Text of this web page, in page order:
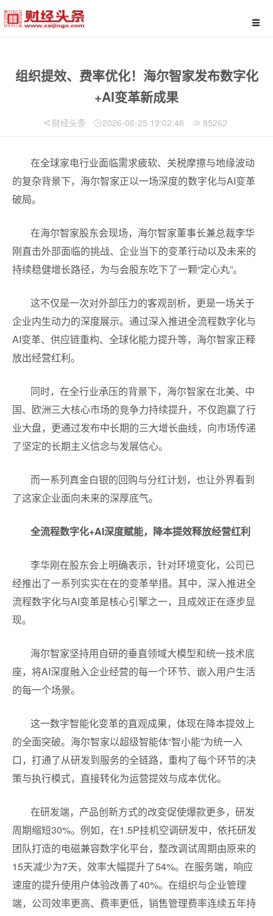
组织提效、费率优化！海尔智家发布数字化
+AI变革新成果
财经头条 2026-06-25 19:02:46 85262
在全球家电行业面临需求疲软、关税摩擦与地缘波动
的复杂背景下，海尔智家正以一场深度的数字化与AI变革
破局。
在海尔智家股东会现场，海尔智家董事长兼总裁李华
刚直击外部面临的挑战、企业当下的变革行动以及未来的
持续稳健增长路径，为与会股东吃下了一颗“定心丸”。
这不仅是一次对外部压力的客观剖析，更是一场关于
企业内生动力的深度展示。通过深入推进全流程数字化与
AI变革、供应链重构、全球化能力提升等，海尔智家正释
放出经营红利。
同时，在全行业承压的背景下，海尔智家在北美、中
国、欧洲三大核心市场的竞争力持续提升，不仅跑赢了行
业大盘，更通过发布中长期的三大增长曲线，向市场传递
了坚定的长期主义信念与发展信心。
而一系列真金白银的回购与分红计划，也让外界看到
了这家企业面向未来的深厚底气。
全流程数字化+AI深度赋能，降本提效释放经营红利
李华刚在股东会上明确表示，针对环境变化，公司已
经推出了一系列实实在在的变革举措。其中，深入推进全
流程数字化与AI变革是核心引擎之一，且成效正在逐步显
现。
海尔智家坚持用自研的垂直领域大模型和统一技术底
座，将AI深度融入企业经营的每一个环节、嵌入用户生活
的每一个场景。
这一数字智能化变革的直观成果，体现在降本提效上
的全面突破。海尔智家以超级智能体“智小能”为统一入
口，打通了从研发到服务的全链路，重构了每个环节的决
策与执行模式，直接转化为运营提效与成本优化。
在研发端，产品创新方式的改变促使爆款更多，研发
周期缩短30%。例如，在1.5P挂机空调研发中，依托研发
团队打造的电磁兼容数字化平台，整改调试周期由原来的
15天减少为7天，效率大幅提升了54%。在服务端，响应
速度的提升使用户体验改善了40%。在组织与企业管理
端，公司效率更高、费率更低，销售管理费率连续五年持